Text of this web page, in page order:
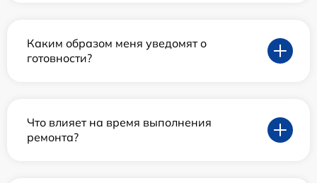
Каким образом меня уведомят о
готовности?
Что влияет на время выполнения
ремонта?